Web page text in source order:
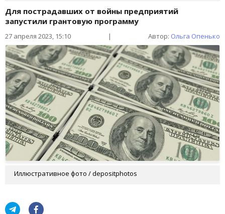
Для пострадавших от войны предприятий
запустили грантовую программу
27 апреля 2023, 15:10 | Автор: Ольга Опенько
Иллюстративное фото / depositphotos